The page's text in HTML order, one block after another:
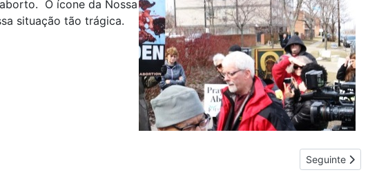
O ícone da Nossa
situação tão trágica.
no estado de Indiana. Artigo
Seguinte